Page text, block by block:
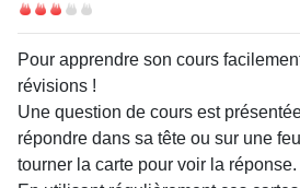
Difficulté
Body
Pour apprendre son cours
révisions !
Une question de cours est
répondre dans sa tête ou sur une
tourner la carte pour voir la réponse.